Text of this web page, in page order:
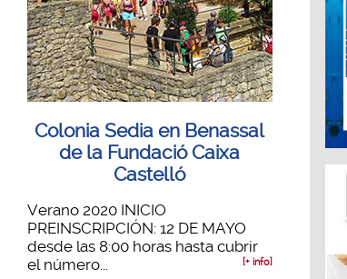
Colonia Sedia en Benassal
de la Fundació Caixa
Castelló
Verano 2020 INICIO
PREINSCRIPCIÓN: 12 DE MAYO
desde las 8:00 horas hasta cubrir
el número...
[+ info]